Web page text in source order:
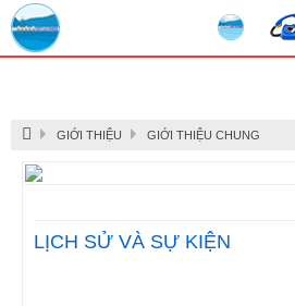
GIỚI THIỆU GIỚI THIỆU CHUNG
LỊCH SỬ VÀ SỰ KIỆN
Image 1